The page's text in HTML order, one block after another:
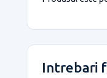
Intrebari